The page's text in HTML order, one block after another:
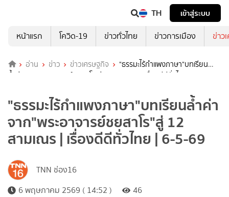
TH
เข้าสู่ระบบ
หน้าแรก
โควิด-19 ข่าวทั่วไทย ข่าวการเมือง ข่าว
อ่าน ข่าว ข่าวเศรษฐกิจ
"ธรรมะไร้กำแพงภาษา"บทเรียน
ล้ำค่าจาก"พระอาจารย์ชยสาโร"สู่ 12 สามเณร | เรื่องดีดีทั่วไทย | 6-5-69
"ธรรมะไร้กำแพงภาษา"บทเรียนล้ำค่า
จาก"พระอาจารย์ชยสาโร"สู่ 12
สามเณร | เรื่องดีดีทั่วไทย | 6-5-69
TNN ช่อง16
6 พฤษภาคม 2569 ( 14:52 )
46